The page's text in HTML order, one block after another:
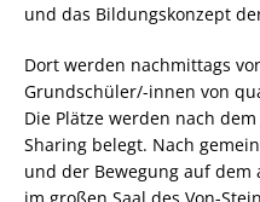
und das Bildungskonzept
Dort werden nachmittags
Grundschüler/-innen von
Die Plätze werden nach
Sharing belegt. Nach
und der Bewegung auf